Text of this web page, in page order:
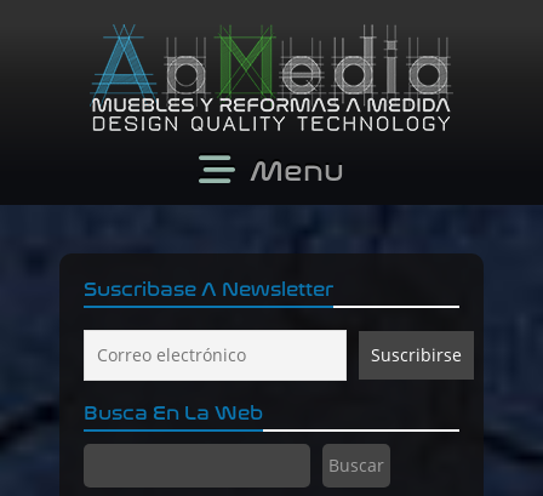
Menu
Suscribase A Newsletter
Busca En La Web
Buscar
Buscar